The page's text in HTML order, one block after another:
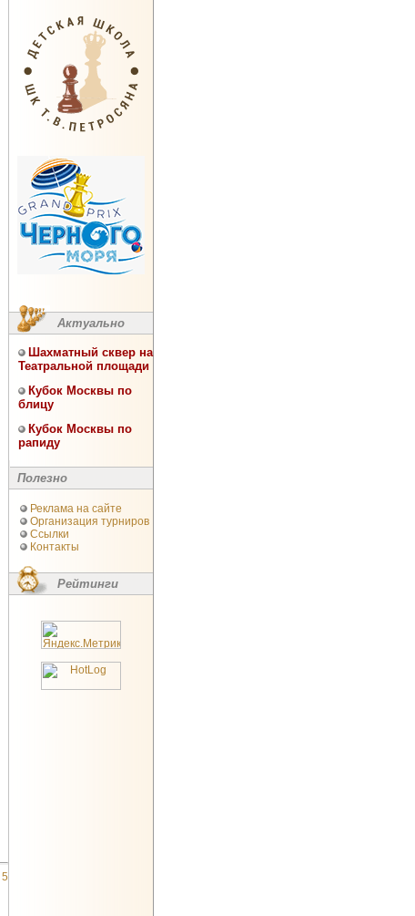
5
Актуально
Шахматный сквер на
Театральной площади
Кубок Москвы по
блицу
Кубок Москвы по
рапиду
Полезно
Реклама на сайте
Организация турниров
Ссылки
Контакты
Рейтинги